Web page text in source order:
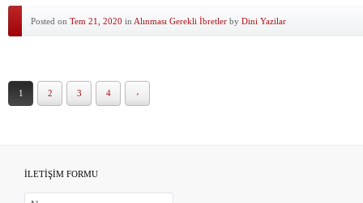
Posted on Tem 21, 2020 in Alınması Gerekli İbretler by Dini Yazilar
1 2 3 4 ›
İLETİŞİM FORMU